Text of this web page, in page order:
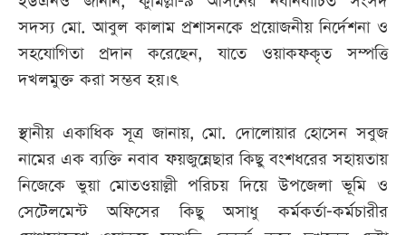
সদস্য মো. আবুল কালাম প্রশাসনকে প্রয়োজনীয় নির্দেশনা ও
সহযোগিতা প্রদান করেছেন, যাতে ওয়াকফকৃত সম্পত্তি
দখলমুক্ত করা সম্ভব হয়।ৎ
স্থানীয় একাধিক সূত্র জানায়, মো. দোলোয়ার হোসেন সবুজ
নামের এক ব্যক্তি নবাব ফয়জুন্নেছার কিছু বংশধরের সহায়তায়
নিজেকে ভুয়া মোতওয়াল্লী পরিচয় দিয়ে উপজেলা ভূমি ও
সেটেলমেন্ট অফিসের কিছু অসাধু কর্মকর্তা-কর্মচারীর